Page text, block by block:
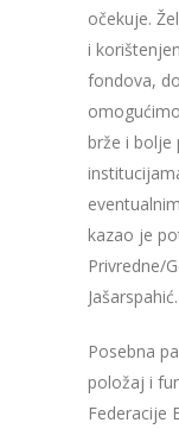
očekuje.
i
fondova,
brže i bolje
kazao je
Privredne/
Jašarspahić.
Posebna
položaj i
Federacije